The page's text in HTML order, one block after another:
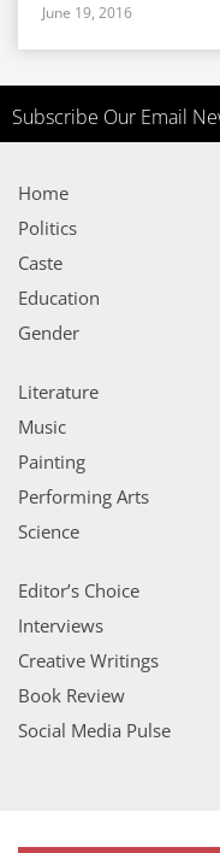
June 19, 2016
Subscribe Our Email
Home
Politics
Caste
Education
Gender
Literature
Music
Painting
Performing Arts
Science
Editor’s Choice
Interviews
Creative Writings
Book Review
Social Media Pulse